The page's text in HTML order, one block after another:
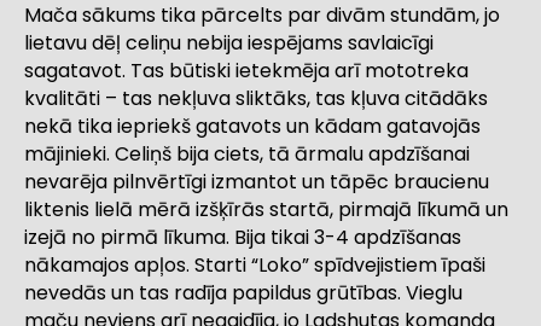
Mača sākums tika pārcelts par divām stundām, jo
lietavu dēļ celiņu nebija iespējams savlaicīgi
sagatavot. Tas būtiski ietekmēja arī mototreka
kvalitāti – tas nekļuva sliktāks, tas kļuva citādāks
nekā tika iepriekš gatavots un kādam gatavojās
mājinieki. Celiņš bija ciets, tā ārmalu apdzīšanai
nevarēja pilnvērtīgi izmantot un tāpēc braucienu
liktenis lielā mērā izšķīrās startā, pirmajā līkumā un
izejā no pirmā līkuma. Bija tikai 3-4 apdzīšanas
nākamajos apļos. Starti “Loko” spīdvejistiem īpaši
nevedās un tas radīja papildus grūtības. Vieglu